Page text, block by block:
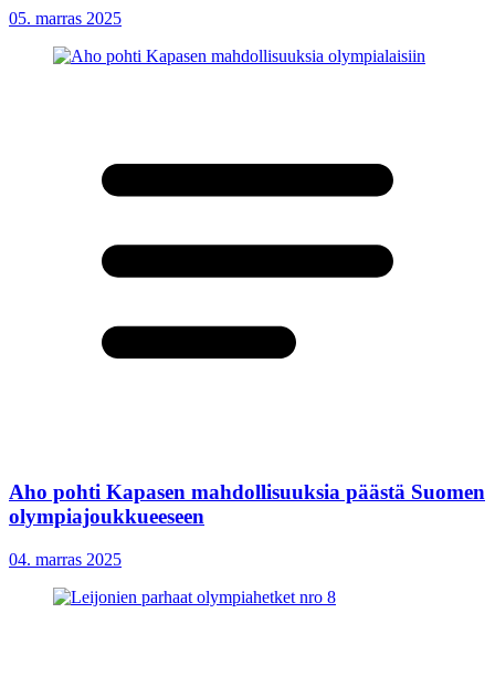
05. marras 2025
Aho pohti Kapasen mahdollisuuksia päästä Suomen
olympiajoukkueeseen
04. marras 2025